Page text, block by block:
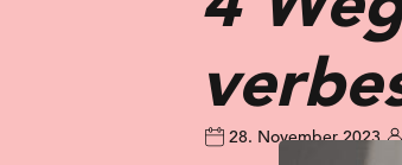
28. November 2023